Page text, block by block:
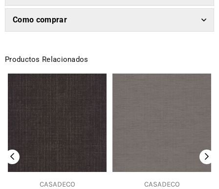
Como comprar
Productos Relacionados
CASADECO CASADECO